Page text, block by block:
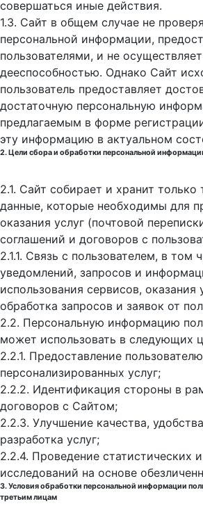
совершаться иные действия.
1.3. Сайт в общем случае не
персональной информации,
пользователями, и не
дееспособностью. Однако Сайт
пользователь предоставляет
достаточную персональную
предлагаемым в форме
эту информацию в актуальном
2. Цели сбора и обработки персональной
2.1. Сайт собирает и хранит только
данные, которые необходимы для
оказания услуг (почтовой
соглашений и договоров с
2.1.1. Связь с пользователем, в том
уведомлений, запросов и
использования сервисов, оказания
обработка запросов и заявок от
2.2. Персональную информацию
может использовать в следующих
2.2.1. Предоставление пользователю
персонализированных услуг;
2.2.2. Идентификация стороны в
договоров с Сайтом;
2.2.3. Улучшение качества,
разработка услуг;
2.2.4. Проведение статистических
исследований на основе
3. Условия обработки персональной информации
третьим лицам